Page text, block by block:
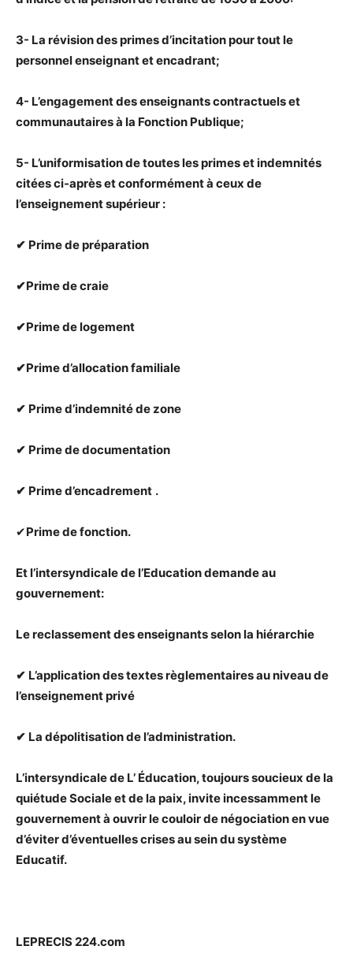
3- La révision des primes d’incitation pour tout le
personnel enseignant et encadrant;
4- L’engagement des enseignants contractuels et
communautaires à la Fonction Publique;
5- L’uniformisation de toutes les primes et indemnités
citées ci-après et conformément à ceux de
l’enseignement supérieur :
✔ Prime de préparation
✔Prime de craie
✔Prime de logement
✔Prime d’allocation familiale
✔ Prime d’indemnité de zone
✔ Prime de documentation
✔ Prime d’encadrement .
✔Prime de fonction.
Et l’intersyndicale de l’Education demande au
gouvernement:
Le reclassement des enseignants selon la hiérarchie
✔ L’application des textes règlementaires au niveau de
l’enseignement privé
✔ La dépolitisation de l’administration.
L’intersyndicale de L’ Éducation, toujours soucieux de la
quiétude Sociale et de la paix, invite incessamment le
gouvernement à ouvrir le couloir de négociation en vue
d’éviter d’éventuelles crises au sein du système
Educatif.
LEPRECIS 224.com